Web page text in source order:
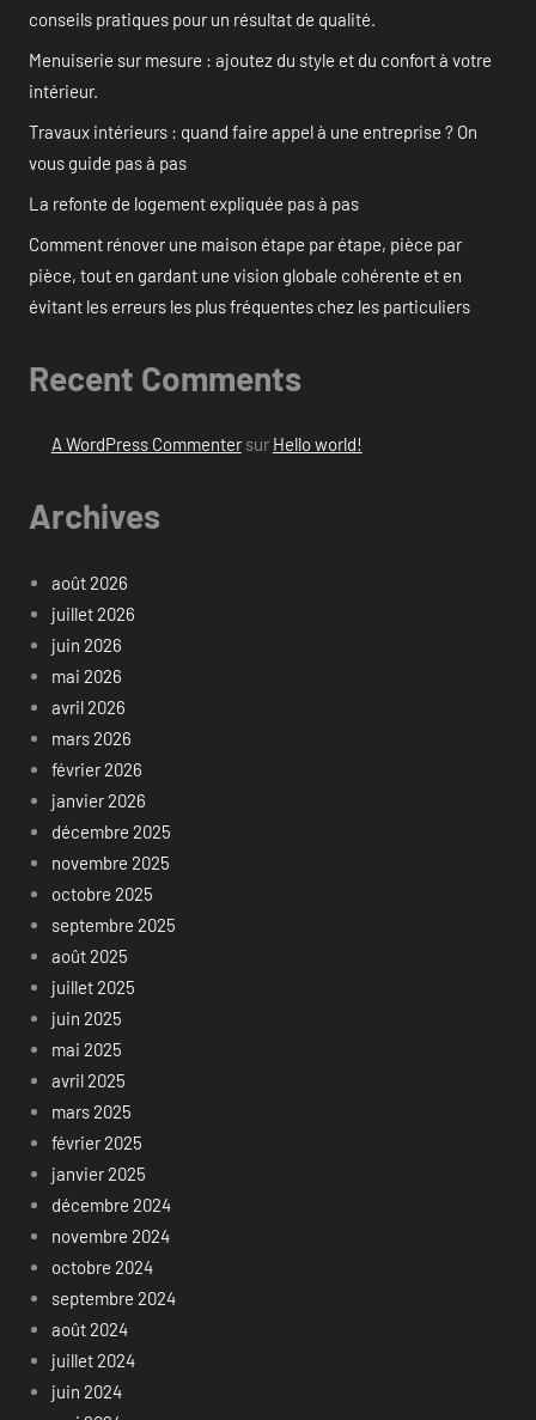
conseils pratiques pour un résultat de qualité.
Menuiserie sur mesure : ajoutez du style et du confort à votre
intérieur.
Travaux intérieurs : quand faire appel à une entreprise ? On
vous guide pas à pas
La refonte de logement expliquée pas à pas
Comment rénover une maison étape par étape, pièce par
pièce, tout en gardant une vision globale cohérente et en
évitant les erreurs les plus fréquentes chez les particuliers
Recent Comments
A WordPress Commentersur Hello world!
Archives
août 2026
juillet 2026
juin 2026
mai 2026
avril 2026
mars 2026
février 2026
janvier 2026
décembre 2025
novembre 2025
octobre 2025
septembre 2025
août 2025
juillet 2025
juin 2025
mai 2025
avril 2025
mars 2025
février 2025
janvier 2025
décembre 2024
novembre 2024
octobre 2024
septembre 2024
août 2024
juillet 2024
juin 2024